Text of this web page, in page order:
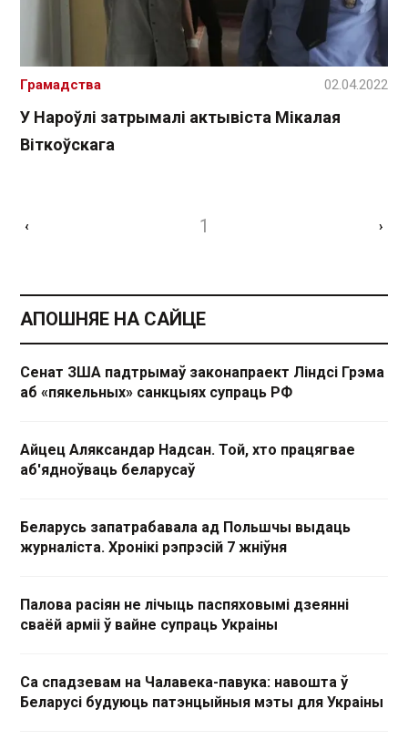
У Нароўлі затрымалі актывіста Мікалая
Віткоўскага
Грамадства 02.04.2022
‹ 1 ›
АПОШНЯЕ НА САЙЦЕ
Сенат ЗША падтрымаў законапраект Ліндсі Грэма
аб «пякельных» санкцыях супраць РФ
Айцец Аляксандар Надсан. Той, хто працягвае
аб'ядноўваць беларусаў
Беларусь запатрабавала ад Польшчы выдаць
журналіста. Хронікі рэпрэсій 7 жніўня
Палова расіян не лічыць паспяховымі дзеянні
сваёй арміі ў вайне супраць Украіны
Са спадзевам на Чалавека-павука: навошта ў
Беларусі будуюць патэнцыйныя мэты для Украіны